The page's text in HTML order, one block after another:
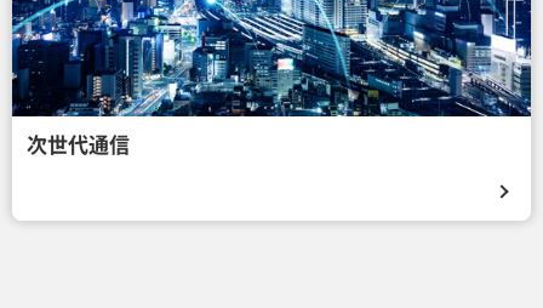
次世代通信